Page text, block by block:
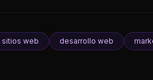
web desarrollo web